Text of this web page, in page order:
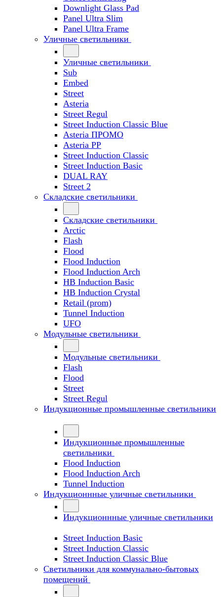
Downlight Glass Pad
Panel Ultra Slim
Panel Ultra Frame
Уличные светильники
Уличные светильники
Sub
Embed
Street
Asteria
Street Regul
Street Induction Classic Blue
Asteria ПРОМО
Asteria PP
Street Induction Classic
Street Induction Basic
DUAL RAY
Street 2
Складские светильники
Складские светильники
Arctic
Flash
Flood
Flood Induction
Flood Induction Arch
HB Induction Basic
HB Induction Crystal
Retail (prom)
Tunnel Induction
UFO
Модульные светильники
Модульные светильники
Flash
Flood
Street
Street Regul
Индукционные промышленные светильники
Индукционные промышленные
светильники
Flood Induction
Flood Induction Arch
Tunnel Induction
Индукционнные уличные светильники
Индукционнные уличные светильники
Street Induction Basic
Street Induction Classic
Street Induction Classic Blue
Светильники для коммунально-бытовых
помещений